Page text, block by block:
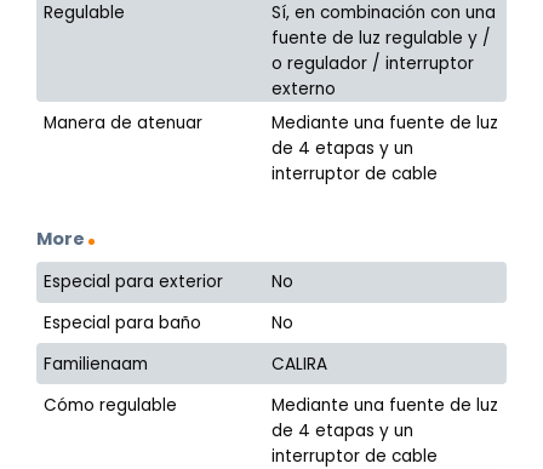
Regulable
Sí, en combinación con una
fuente de luz regulable y /
o regulador / interruptor
externo
Manera de atenuar
Mediante una fuente de luz
de 4 etapas y un
interruptor de cable
More
Especial para exterior
No
Especial para baño
No
Familienaam
CALIRA
Cómo regulable
Mediante una fuente de luz
de 4 etapas y un
interruptor de cable